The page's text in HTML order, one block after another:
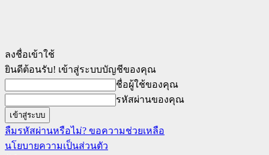
ลงชื่อเข้าใช้
ยินดีต้อนรับ! เข้าสู่ระบบบัญชีของคุณ
ชื่อผู้ใช้ของคุณ
รหัสผ่านของคุณ
ลืมรหัสผ่านหรือไม่? ขอความช่วยเหลือ
นโยบายความเป็นส่วนตัว